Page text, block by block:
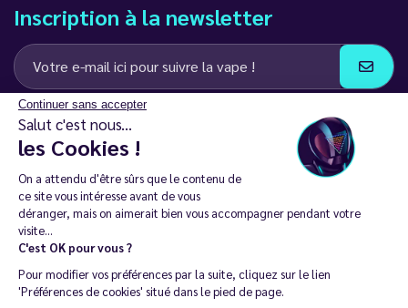
Continuer sans accepter
Salut c'est nous...
les Cookies !
On a attendu d'être sûrs que le contenu de
ce site vous intéresse avant de vous
déranger, mais on aimerait bien vous accompagner pendant votre
visite...
C'est OK pour vous ?
Pour modifier vos préférences par la suite, cliquez sur le lien
'Préférences de cookies' situé dans le pied de page.
Inscription à la newsletter
J’accepte de recevoir des communications e-mail et SMS de la part de
LD Groupe
Restez en contact
La vente de cigarette électronique est interdite chez les moins de
18 ans. 🔞